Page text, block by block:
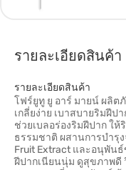
รายละเอียดสินค้า
รายละเอียดสินค้า
โฟร์ยูทู ยู อาร์ มายน์ ผลิ
เกลี่ยง่าย เบาสบายริมฝีป
ช่วยเบลอร่องริมฝีปาก ให้
ธรรมชาติ ผสานการบำรุ
Fruit Extract และอนุพัน
ฝีปากเนียนนุ่ม ดูสุขภาพดี